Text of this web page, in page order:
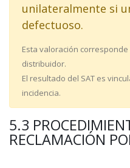
unilateralmente si
defectuoso.
Esta valoración
distribuidor.
El resultado del SAT es
incidencia.
5.3
RECLAMACIÓN